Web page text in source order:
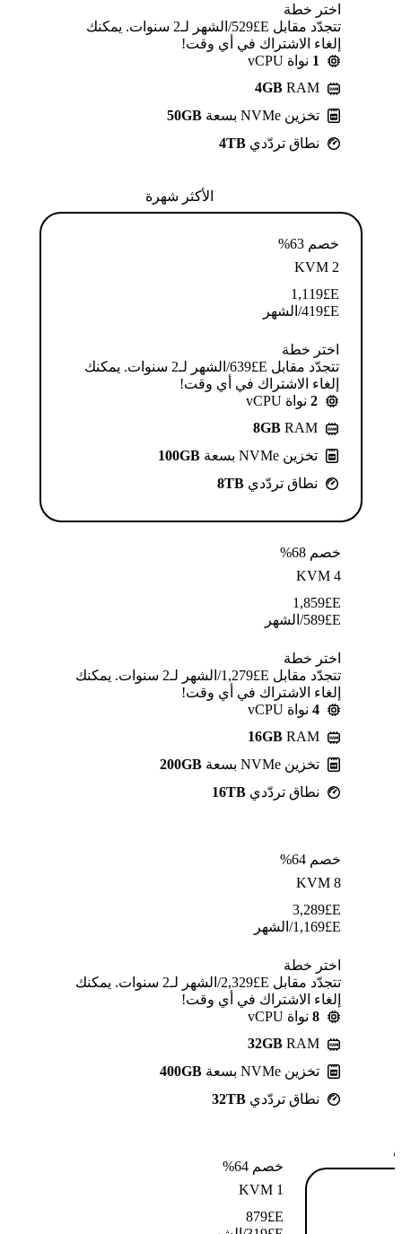
اختر خطة
تتجدّد مقابل E£⁦529⁩/الشهر لـ2 سنوات. يمكنك
إلغاء الاشتراك في أي وقت!
1 نواة vCPU
4GB RAM
تخزين NVMe بسعة
50GB
نطاق تردّدي 4TB
الأكثر شهرة
خصم 63%
KVM 2
E£
1,119
E£
419/الشهر
اختر خطة
تتجدّد مقابل E£⁦639⁩/الشهر لـ2 سنوات. يمكنك
إلغاء الاشتراك في أي وقت!
2 نواة vCPU
8GB RAM
تخزين NVMe بسعة
100GB
نطاق تردّدي 8TB
خصم 68%
KVM 4
E£
1,859
E£
589/الشهر
اختر خطة
تتجدّد مقابل E£⁦1,279⁩/الشهر لـ2 سنوات. يمكنك
إلغاء الاشتراك في أي وقت!
4 نواة vCPU
16GB RAM
تخزين NVMe بسعة
200GB
نطاق تردّدي 16TB
خصم 64%
KVM 8
E£
3,289
E£
1,169/الشهر
اختر خطة
تتجدّد مقابل E£⁦2,329⁩/الشهر لـ2 سنوات. يمكنك
إلغاء الاشتراك في أي وقت!
8 نواة vCPU
32GB RAM
تخزين NVMe بسعة
400GB
نطاق تردّدي 32TB
خصم 64%
KVM 1
E£
879